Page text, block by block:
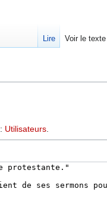
Utilisateurs
Lire Voir le